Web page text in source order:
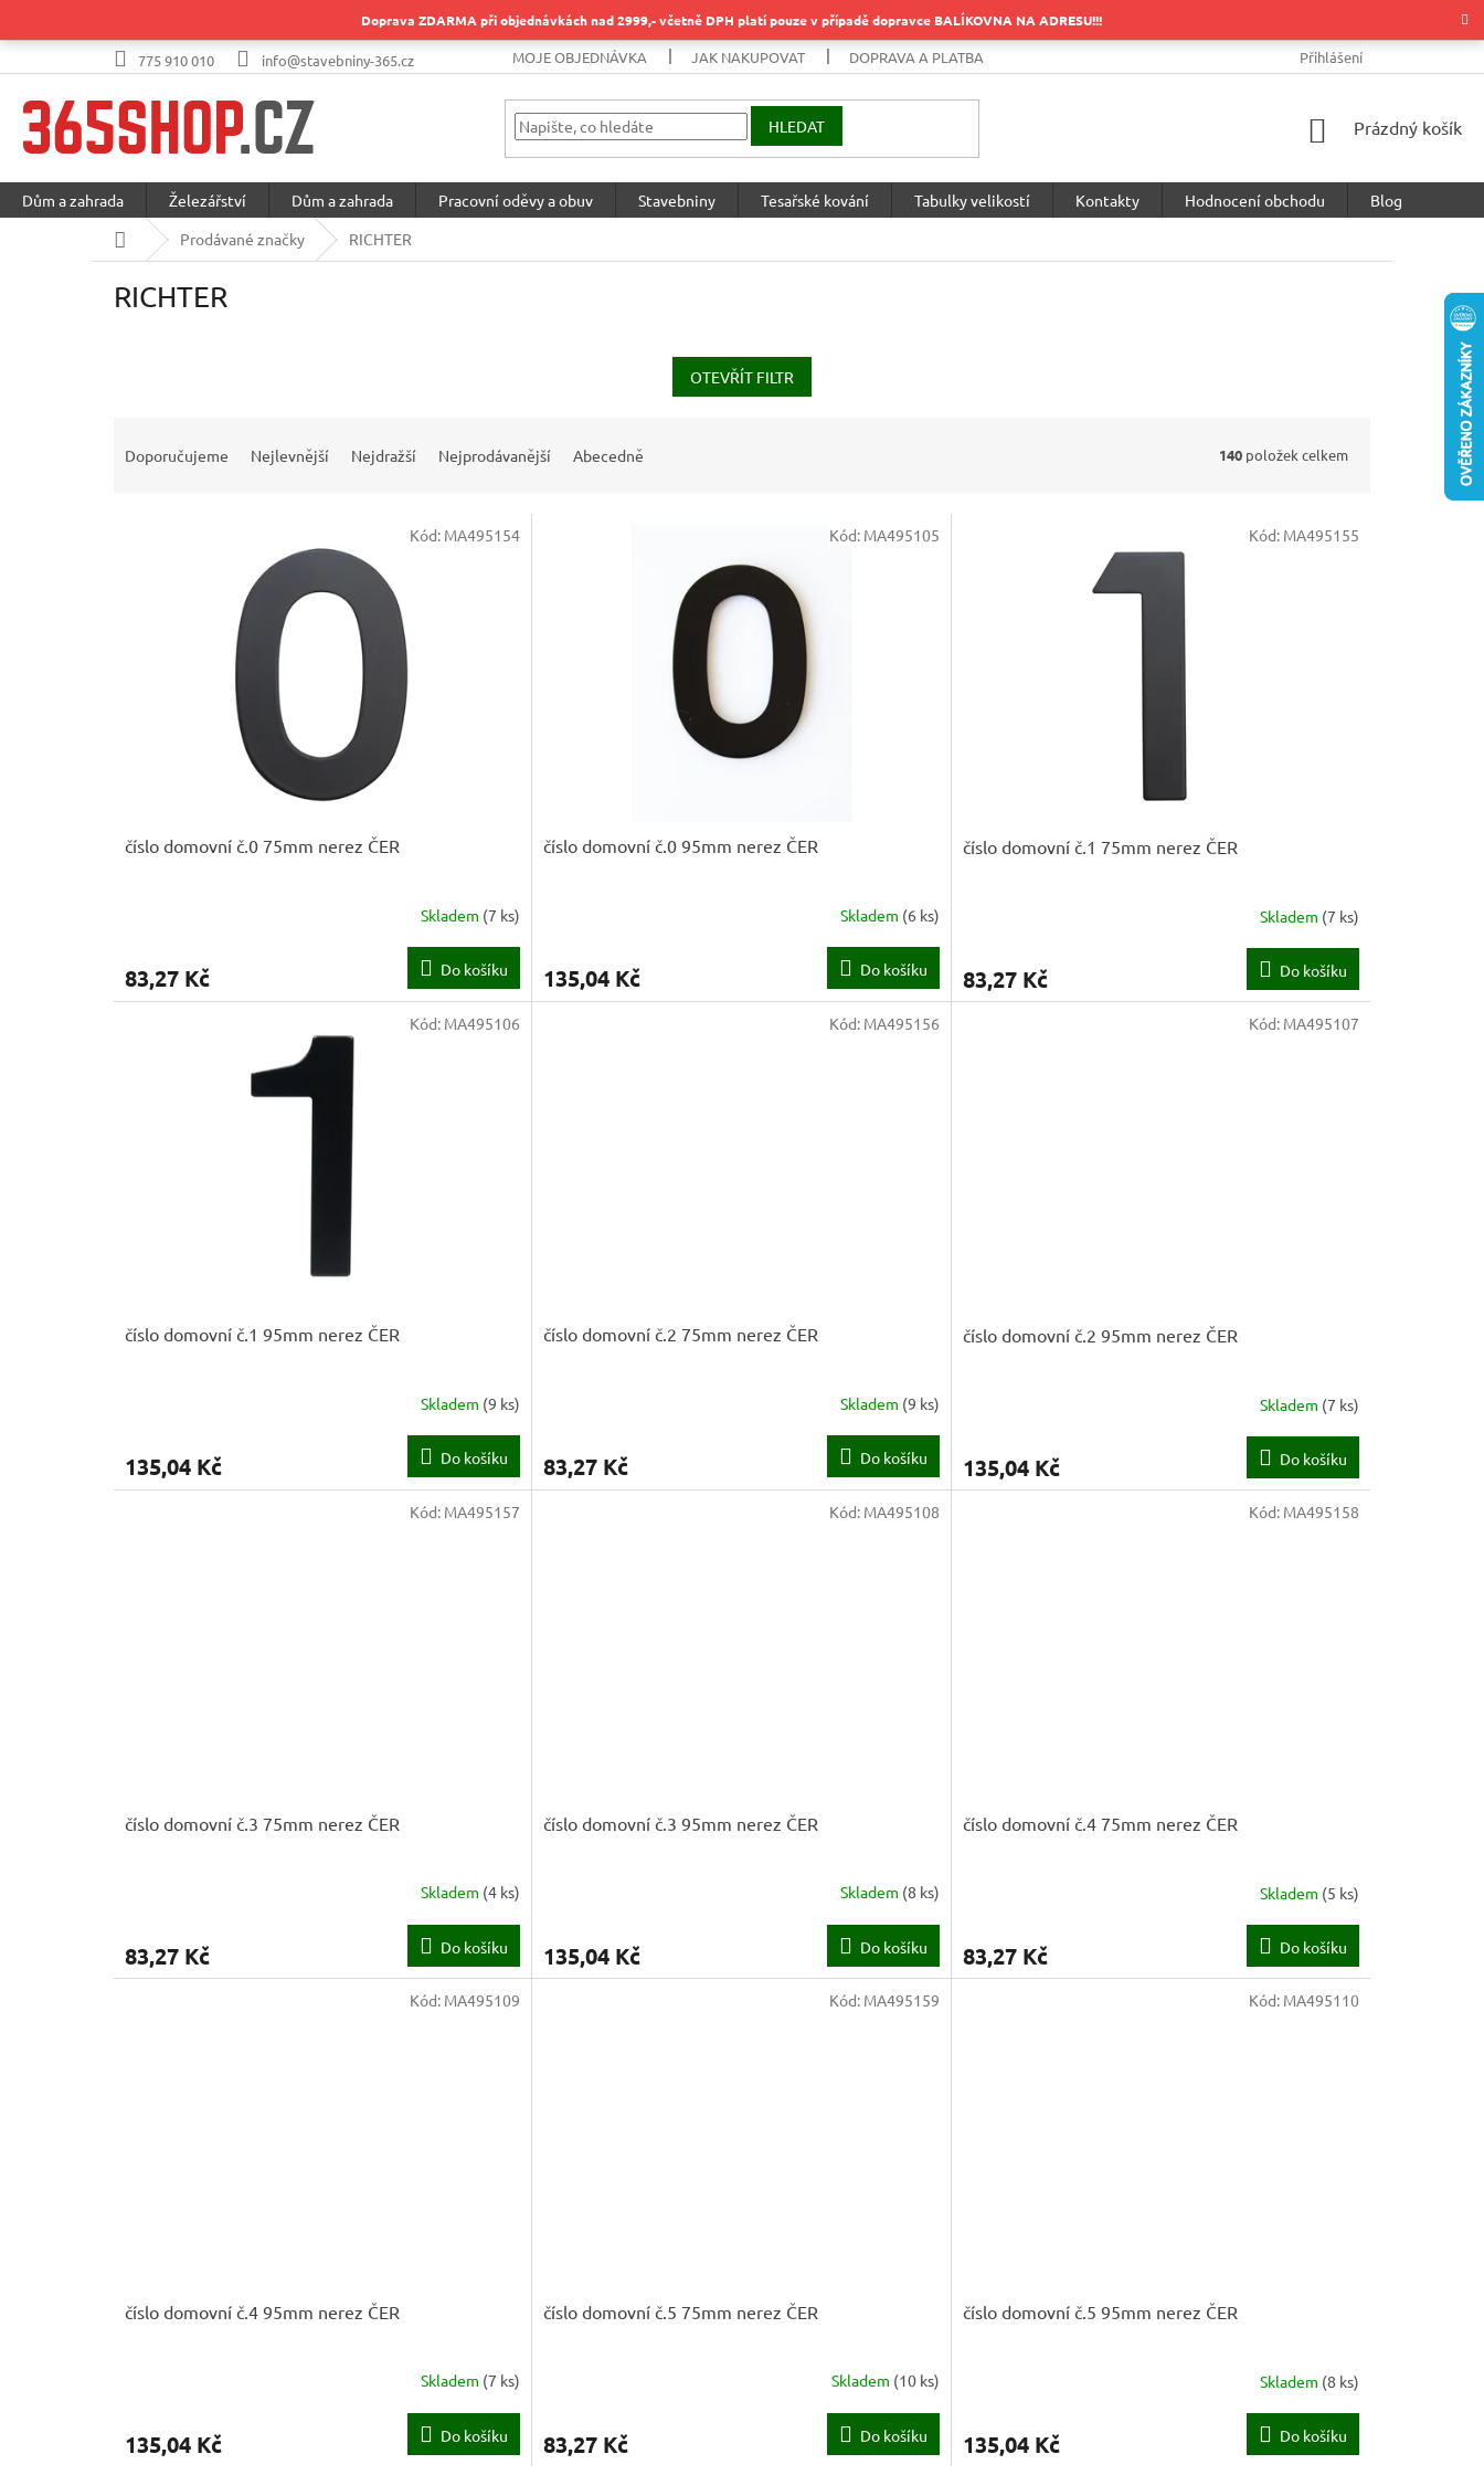
Doprava ZDARMA při objednávkách nad 2999,- včetně DPH platí pouze v případě dopravce BALÍKOVNA NA ADRESU!!!
775 910 010 info@stavebniny-365.cz MOJE OBJEDNÁVKA JAK NAKUPOVAT DOPRAVA A PLATBA PODMÍNKY OCHRANY OSOBNÍCH
Přihlášení
HLEDAT
NÁKUPNÍ
Prázdný košík
Dům a zahrada Železářství Dům a zahrada Pracovní oděvy a obuv Stavebniny Tesařské kování Tabulky velikostí Kontakty Hodnocení obchodu
Blog
Domů
Prodávané značky RICHTER
RICHTER
OTEVŘÍT FILTR
Doporučujeme Nejlevnější Nejdražší Nejprodávanější Abecedně 140 položek celkem
číslo domovní č.0 75mm nerez ČER
Skladem (7 ks)
83,27 Kč Do košíku
Kód: MA495154
číslo domovní č.0 95mm nerez ČER
Skladem (6 ks)
135,04 Kč Do košíku
Kód: MA495105
číslo domovní č.1 75mm nerez ČER
Skladem (7 ks)
83,27 Kč Do košíku
Kód: MA495155
číslo domovní č.1 95mm nerez ČER
Skladem (9 ks)
135,04 Kč Do košíku
Kód: MA495106
číslo domovní č.2 75mm nerez ČER
Skladem (9 ks)
83,27 Kč Do košíku
Kód: MA495156
číslo domovní č.2 95mm nerez ČER
Skladem (7 ks)
135,04 Kč Do košíku
Kód: MA495107
číslo domovní č.3 75mm nerez ČER
Skladem (4 ks)
83,27 Kč Do košíku
Kód: MA495157
číslo domovní č.3 95mm nerez ČER
Skladem (8 ks)
135,04 Kč Do košíku
Kód: MA495108
číslo domovní č.4 75mm nerez ČER
Skladem (5 ks)
83,27 Kč Do košíku
Kód: MA495158
číslo domovní č.4 95mm nerez ČER
Skladem (7 ks)
135,04 Kč Do košíku
Kód: MA495109
číslo domovní č.5 75mm nerez ČER
Skladem (10 ks)
83,27 Kč Do košíku
Kód: MA495159
číslo domovní č.5 95mm nerez ČER
Skladem (8 ks)
135,04 Kč Do košíku
Kód: MA495110